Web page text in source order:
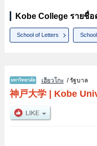
Kobe College รายชื่
School of Letters
เฮียวโกะ/ รัฐบาล
神戸大学| Kobe